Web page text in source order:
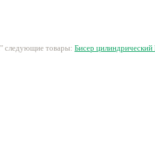
следующие товары: Бисер